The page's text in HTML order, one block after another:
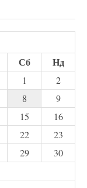
Сб Нд
1
2
8
9
15
16
22
23
29
30